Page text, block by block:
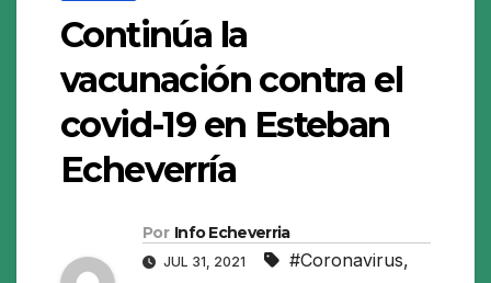
Continúa la
vacunación contra el
covid-19 en Esteban
Echeverría
Por Info Echeverria
JUL 31, 2021 #Coronavirus,